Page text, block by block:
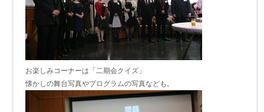
お楽しみコーナーは「二期会クイズ」
懐かしの舞台写真やプログラムの写真なども。